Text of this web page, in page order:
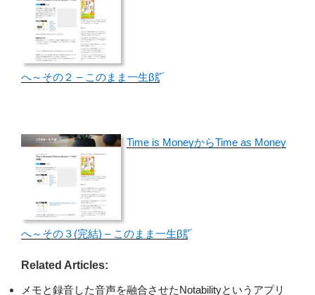
へ～その２ – このまま一生β版
Time is MoneyからTime as Money
へ～その３(完結) – このまま一生β版
Related Articles:
メモと録音した音声を融合させたNotabilityというアプリ